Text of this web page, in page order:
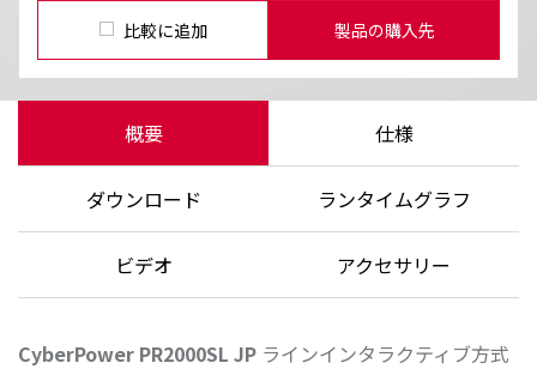
比較に追加 製品の購入先
概要 仕様
ダウンロード ランタイムグラフ
ビデオ アクセサリー
CyberPower PR2000SL JP ラインインタラクティブ方式